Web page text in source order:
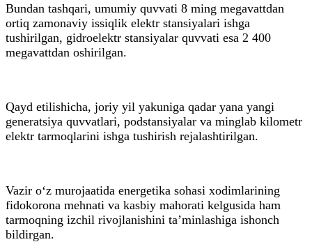
Bundan tashqari, umumiy quvvati 8 ming megavattdan
ortiq zamonaviy issiqlik elektr stansiyalari ishga
tushirilgan, gidroelektr stansiyalar quvvati esa 2 400
megavattdan oshirilgan.
Qayd etilishicha, joriy yil yakuniga qadar yana yangi
generatsiya quvvatlari, podstansiyalar va minglab kilometr
elektr tarmoqlarini ishga tushirish rejalashtirilgan.
Vazir o‘z murojaatida energetika sohasi xodimlarining
fidokorona mehnati va kasbiy mahorati kelgusida ham
tarmoqning izchil rivojlanishini ta’minlashiga ishonch
bildirgan.